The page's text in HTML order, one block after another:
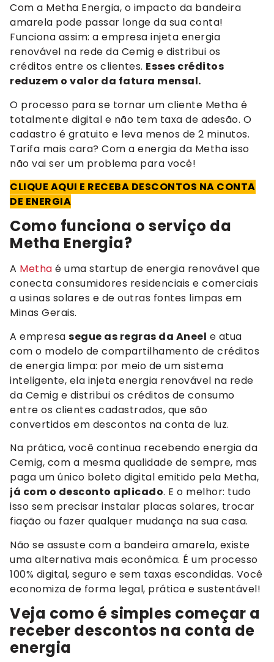
Com a Metha Energia, o impacto da bandeira
amarela pode passar longe da sua conta!
Funciona assim: a empresa injeta energia
renovável na rede da Cemig e distribui os
créditos entre os clientes. Esses créditos
reduzem o valor da fatura mensal.
O processo para se tornar um cliente Metha é
totalmente digital e não tem taxa de adesão. O
cadastro é gratuito e leva menos de 2 minutos.
Tarifa mais cara? Com a energia da Metha isso
não vai ser um problema para você!
CLIQUE AQUI E RECEBA DESCONTOS NA CONTA
DE ENERGIA
Como funciona o serviço da
Metha Energia?
A Metha é uma startup de energia renovável que
conecta consumidores residenciais e comerciais
a usinas solares e de outras fontes limpas em
Minas Gerais.
A empresa segue as regras da Aneel e atua
com o modelo de compartilhamento de créditos
de energia limpa: por meio de um sistema
inteligente, ela injeta energia renovável na rede
da Cemig e distribui os créditos de consumo
entre os clientes cadastrados, que são
convertidos em descontos na conta de luz.
Na prática, você continua recebendo energia da
Cemig, com a mesma qualidade de sempre, mas
paga um único boleto digital emitido pela Metha,
já com o desconto aplicado. E o melhor: tudo
isso sem precisar instalar placas solares, trocar
fiação ou fazer qualquer mudança na sua casa.
Não se assuste com a bandeira amarela, existe
uma alternativa mais econômica. É um processo
100% digital, seguro e sem taxas escondidas. Você
economiza de forma legal, prática e sustentável!
Veja como é simples começar a
receber descontos na conta de
energia